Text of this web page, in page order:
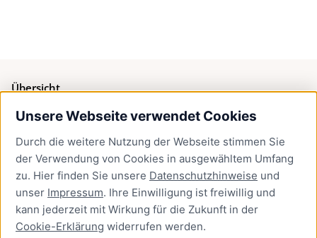
Unsere Webseite verwendet Cookies
Durch die weitere Nutzung der Webseite stimmen Sie
der Verwendung von Cookies in ausgewähltem Umfang
zu. Hier finden Sie unsere Datenschutzhinweise und
unser Impressum. Ihre Einwilligung ist freiwillig und
kann jederzeit mit Wirkung für die Zukunft in der
Cookie-Erklärung widerrufen werden.
Übersicht
Bürgerservice
Presse
Newsletter Lübeck:kompakt
Kontakt
Kontakt